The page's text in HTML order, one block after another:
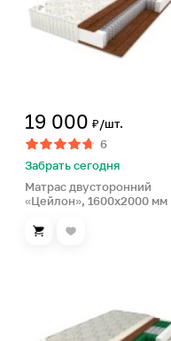
19 000 ₽/шт.
6
Забрать сегодня
Матрас двусторонний
«Цейлон», 1600х2000 мм